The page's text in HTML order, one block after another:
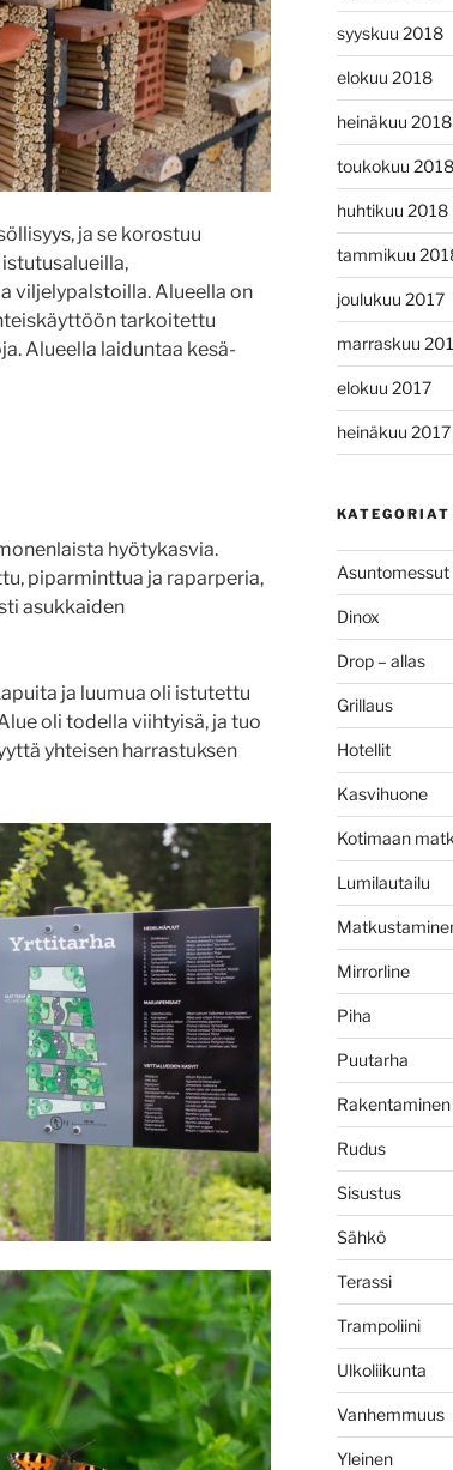
ja se korostuu
viljelypalstoilla. Alueella on
tarkoitettu
Alueella laiduntaa kesä-
hyötykasvia.
piparminttua ja raparperia,
asukkaiden
ja luumua oli istutettu
oli todella viihtyisä, ja tuo
yhteisen harrastuksen
syyskuu 2018
elokuu 2018
heinäkuu 2018
toukokuu 2018
huhtikuu 2018
tammikuu
joulukuu 2017
marraskuu
elokuu 2017
heinäkuu 2017
KATEGORIAT
Asuntomessut
Dinox
Drop – allas
Grillaus
Hotellit
Kasvihuone
Kotimaan
Lumilautailu
Mirrorline
Piha
Puutarha
Rakentaminen
Rudus
Sisustus
Sähkö
Terassi
Trampoliini
Ulkoliikunta
Vanhemmuus
Yleinen